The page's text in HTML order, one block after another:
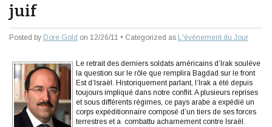
juif
Posted by Dore Gold on 12/26/11 • Categorized as L'événement du Jour
Le retrait des derniers soldats américains d’Irak soulève
la question sur le rôle que remplira Bagdad sur le front
Est d’Israël. Historiquement parlant, l’Irak a été depuis
toujours impliqué dans notre conflit. A plusieurs reprises
et sous différents régimes, ce pays arabe a expédié un
corps expéditionnaire composé d’un tiers de ses forces
terrestres et a combattu acharnement contre Israël.